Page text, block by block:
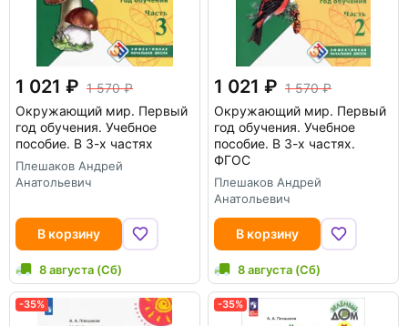
1 021
1 570
Окружающий мир. Первый
год обучения. Учебное
пособие. В 3-х частях
Плешаков Андрей
Анатольевич
В корзину
8 августа (Сб)
1 021
1 570
Окружающий мир. Первый
год обучения. Учебное
пособие. В 3-х частях.
ФГОС
Плешаков Андрей
Анатольевич
В корзину
8 августа (Сб)
-35% -35%